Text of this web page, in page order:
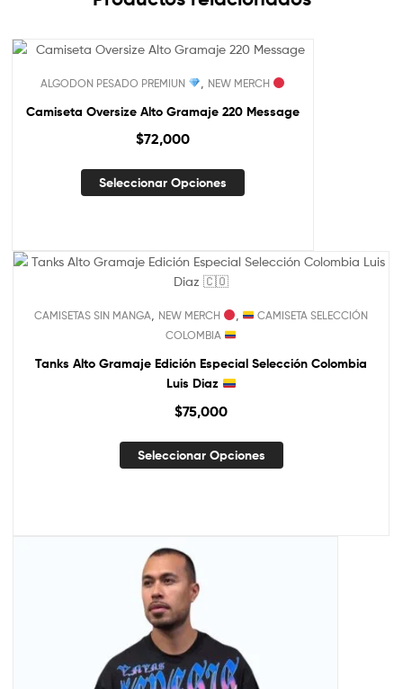
ALGODON PESADO PREMIUN NEW MERCH
Camiseta Oversize Alto Gramaje 220 Message
$72,000
Seleccionar Opciones
CAMISETAS SIN MANGA NEW MERCH
CAMISETA SELECCIÓN
COLOMBIA
Tanks Alto Gramaje Edición Especial Selección Colombia
Luis Diaz
$75,000
Seleccionar Opciones